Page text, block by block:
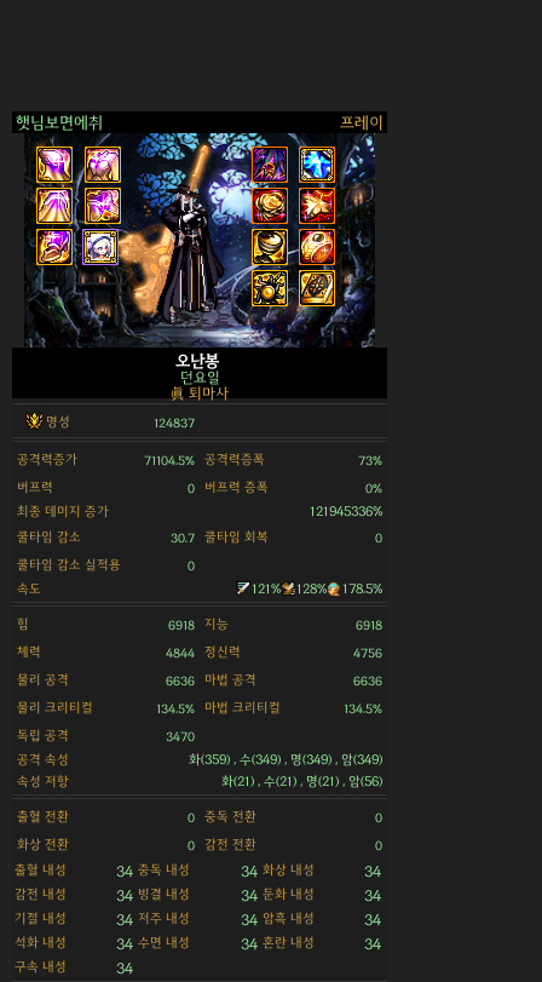
햇님보면에취 프레이
>
오난봉
던요일
眞 퇴마사
명성 124837
공격력증가 71104.5% 공격력증폭 73%
버프력 0 버프력 증폭 0%
최종 데미지 증가
121945336%
쿨타임 감소
30.7 쿨타임 회복 0
쿨타임 감소 실적용 0
속도 121% 128% 178.5%
힘 6918 지능 6918
체력 4844 정신력 4756
물리 공격 6636 마법 공격 6636
물리 크리티컬 134.5% 마법 크리티컬 134.5%
독립 공격 3470
공격 속성
화(359) , 수(349) , 명(349) , 암(349)
속성 저항
화(21) , 수(21) , 명(21) , 암(56)
출혈 전환 0 중독 전환 0
화상 전환 0 감전 전환 0
출혈 내성 34 중독 내성 34 화상 내성 34
감전 내성 34 빙결 내성 34 둔화 내성 34
기절 내성 34 저주 내성 34 암흑 내성 34
석화 내성 34 수면 내성 34 혼란 내성 34
구속 내성 34